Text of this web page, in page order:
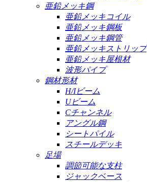
亜鉛メッキ鋼
亜鉛メッキコイル
亜鉛メッキ鋼板
亜鉛メッキ鋼管
亜鉛メッキストリップ
亜鉛メッキ屋根材
波形パイプ
鋼材形材
H/Iビーム
Uビーム
Cチャンネル
アングル鋼
シートパイル
スチールデッキ
足場
調節可能な支柱
ジャックベース